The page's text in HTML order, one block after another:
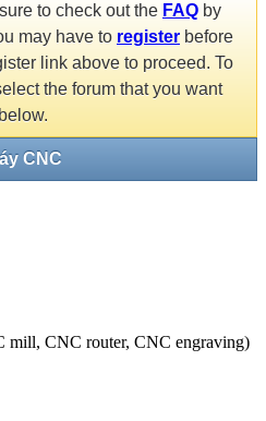
to check out the FAQ by
may have to register before
link above to proceed. To
the forum that you want
CNC
mill, CNC router, CNC engraving)